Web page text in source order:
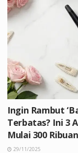
Ingin Rambut
Terbatas? Ini 3
Mulai 300
29/11/2025